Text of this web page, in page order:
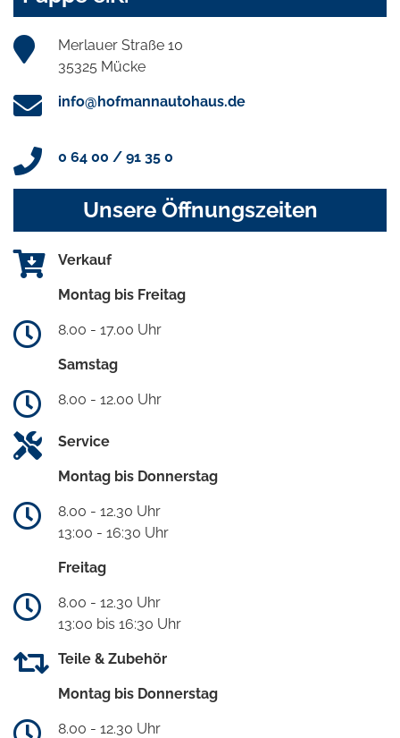
Merlauer Straße 10
35325 Mücke
info@hofmannautohaus.de
0 64 00 / 91 35 0
Unsere Öffnungszeiten
Verkauf
Montag bis Freitag
8.00 - 17.00 Uhr
Samstag
8.00 - 12.00 Uhr
Service
Montag bis Donnerstag
8.00 - 12.30 Uhr
13:00 - 16:30 Uhr
Freitag
8.00 - 12.30 Uhr
13:00 bis 16:30 Uhr
Teile & Zubehör
Montag bis Donnerstag
8.00 - 12.30 Uhr